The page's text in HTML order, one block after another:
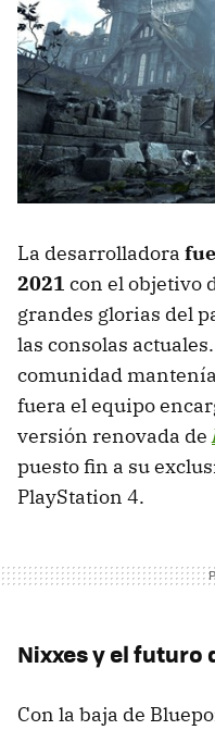
La desarrolladora
2021 con el objetivo
grandes glorias del
las consolas
comunidad
fuera el equipo
versión renovada de
puesto fin a su
PlayStation 4.
Nixxes y el futuro
Con la baja de